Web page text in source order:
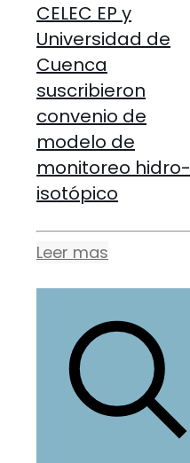
CELEC EP y
Universidad de
Cuenca
suscribieron
convenio de
modelo de
monitoreo hidro-
isotópico
Leer mas